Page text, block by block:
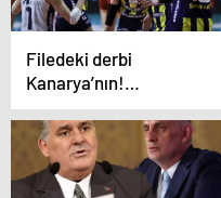
Filedeki derbi
Kanarya’nın!
Fenerbahçe Medicana,
Galatasaray Daikin’i
yenerek finale yükseldi